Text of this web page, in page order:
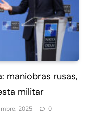
maniobras rusas,
militar
2025
0